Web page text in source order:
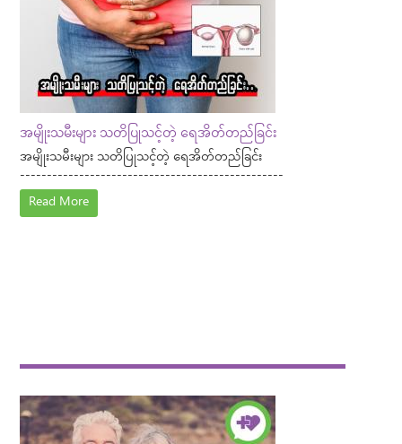
အမျိုးသမီးများ သတိပြုသင့်တဲ့ ရေအိတ်တည်ခြင်း
အမျိုးသမီးများ သတိပြုသင့်တဲ့ ရေအိတ်တည်ခြင်း
-------------------------------------------------
Read More